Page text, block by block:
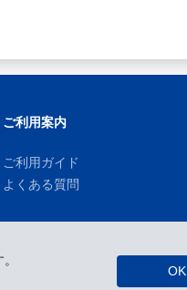
OK
ご利用案内
ご利用ガイド
よくある質問